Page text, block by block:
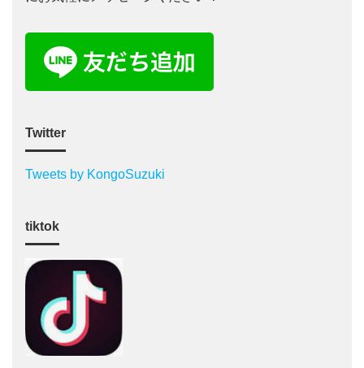
Twitter
Tweets by KongoSuzuki
tiktok